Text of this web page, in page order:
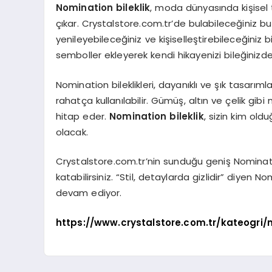
Nomination bileklik, moda dünyasında kişisel
çıkar. Crystalstore.com.tr’de bulabileceğiniz
yenileyebileceğiniz ve kişiselleştirebileceğiniz
semboller ekleyerek kendi hikayenizi
Nomination bileklikleri, dayanıklı ve şık
rahatça kullanılabilir. Gümüş, altın ve çelik
hitap eder. Nomination bileklik, sizin kim
olacak.
Crystalstore.com.tr’nin sunduğu geniş
katabilirsiniz. “Stil, detaylarda gizlidir” diyen
devam ediyor.
https://www.crystalstore.com.tr/kateogri/